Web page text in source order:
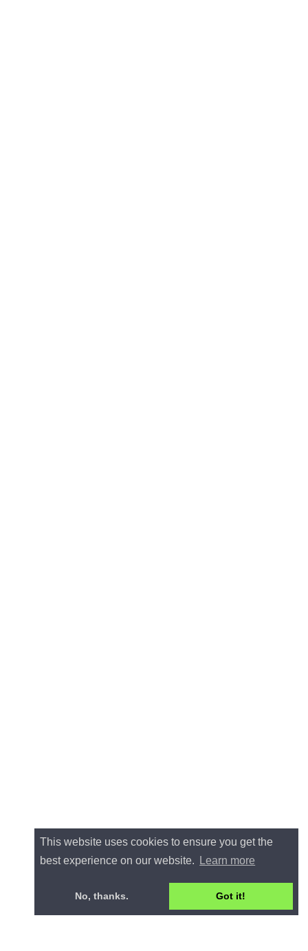
This website uses cookies to ensure you get the
best experience on our website.
Learn more
No, thanks. Got it!